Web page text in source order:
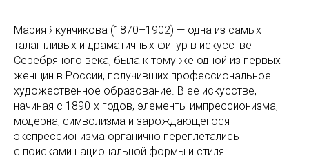
Мария Якунчикова (1870–1902) — одна из самых
талантливых и драматичных фигур в искусстве
Серебряного века, была к тому же одной из первых
женщин в России, получивших профессиональное
художественное образование. В ее искусстве,
начиная с 1890-х годов, элементы импрессионизма,
модерна, символизма и зарождающегося
экспрессионизма органично переплетались
с поисками национальной формы и стиля.